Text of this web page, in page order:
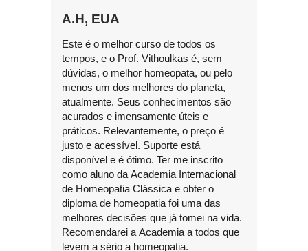
A.H, EUA
Este é o melhor curso de todos os
tempos, e o Prof. Vithoulkas é, sem
dúvidas, o melhor homeopata, ou pelo
menos um dos melhores do planeta,
atualmente. Seus conhecimentos são
acurados e imensamente úteis e
práticos. Relevantemente, o preço é
justo e acessível. Suporte está
disponível e é ótimo. Ter me inscrito
como aluno da Academia Internacional
de Homeopatia Clássica e obter o
diploma de homeopatia foi uma das
melhores decisões que já tomei na vida.
Recomendarei a Academia a todos que
levem a sério a homeopatia.